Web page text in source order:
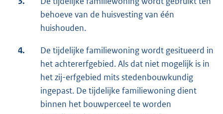
behoeve van de huisvesting van één
huishouden.
4.
De tijdelijke familiewoning wordt gesitueerd in
het achtererfgebied. Als dat niet mogelijk is in
het zij-erfgebied mits stedenbouwkundig
ingepast. De tijdelijke familiewoning dient
binnen het bouwperceel te worden